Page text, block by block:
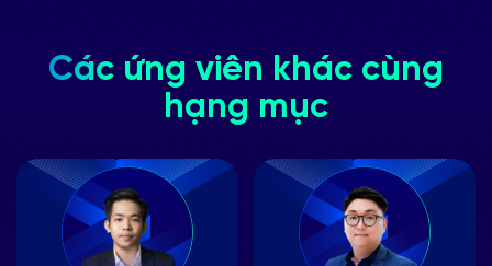
Các ứng viên khác cùng
hạng mục